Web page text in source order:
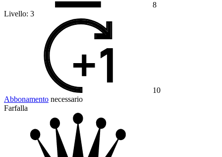
8
Livello: 3
10
Abbonamento necessario
Farfalla